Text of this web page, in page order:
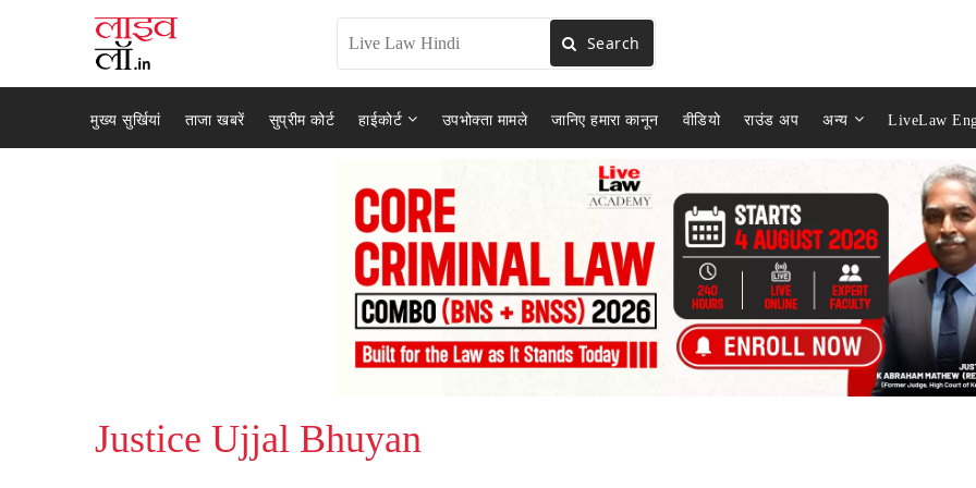
Search
मुख्य सुर्खियां ताजा खबरें सुप्रीम कोर्ट हाईकोर्ट उपभोक्ता मामले जानिए हमारा कानून वीडियो राउंड अप अन्य LiveLaw
Justice Ujjal Bhuyan